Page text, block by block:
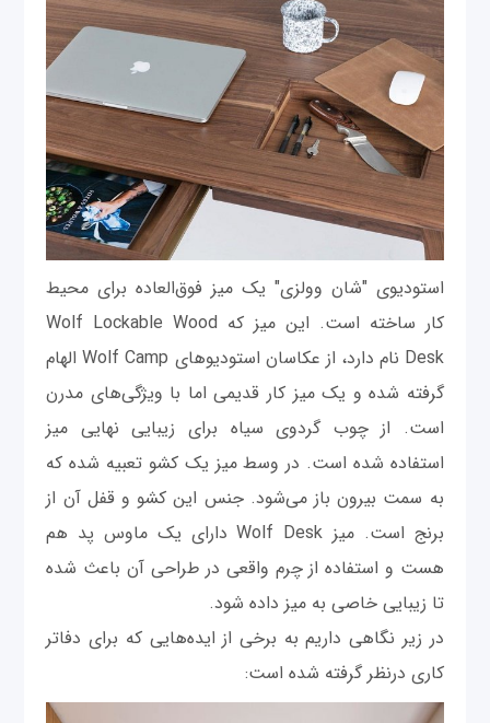
استودیوی "شان وولزی" یک میز فوق‌العاده برای محیط
کار ساخته است. این میز که Wolf Lockable Wood
Desk نام دارد، از عکاسان استودیوهای Wolf Camp الهام
گرفته شده و یک میز کار قدیمی اما با ویژگی‌های مدرن
است. از چوب گردوی سیاه برای زیبایی نهایی میز
استفاده شده است. در وسط میز یک کشو تعبیه شده که
به سمت بیرون باز می‌شود. جنس این کشو و قفل آن از
برنج است. میز Wolf Desk دارای یک ماوس پد هم
هست و استفاده از چرم واقعی در طراحی آن باعث شده
تا زیبایی خاصی به میز داده شود.
در زیر نگاهی داریم به برخی از ایده‌هایی که برای دفاتر
کاری درنظر گرفته شده است: